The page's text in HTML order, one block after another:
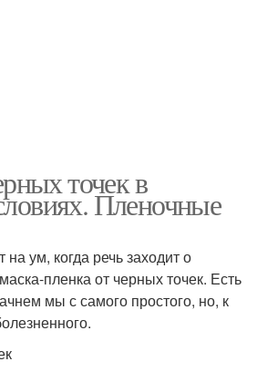
точек в
Пленочные
ум, когда речь заходит о
пленка от черных точек. Есть
мы с самого простого, но, к